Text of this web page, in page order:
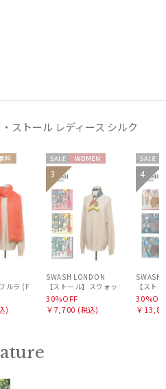
ストール レディース シルク
LONDON) Oceanic Odyssey 115*115 コット
フルラ (FURLA) 麻カシミヤ混無地 80*175
)
セー
ル
WOME
3
SWASH LONDON
【ストール】スウォッシュロンド
30%OFF
￥7,700 (税込)
セー
ル
4
SWASH
【スト
￥